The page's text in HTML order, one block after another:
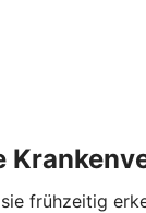
frühzeitig